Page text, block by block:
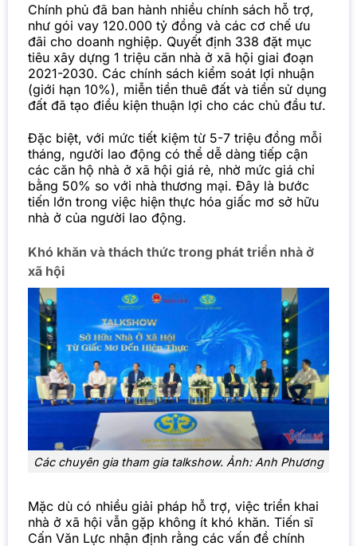
Chính phủ đã ban hành nhiều chính sách hỗ trợ,
như gói vay 120.000 tỷ đồng và các cơ chế ưu
đãi cho doanh nghiệp. Quyết định 338 đặt mục
tiêu xây dựng 1 triệu căn nhà ở xã hội giai đoạn
2021-2030. Các chính sách kiểm soát lợi nhuận
(giới hạn 10%), miễn tiền thuê đất và tiền sử dụng
đất đã tạo điều kiện thuận lợi cho các chủ đầu tư.
Đặc biệt, với mức tiết kiệm từ 5-7 triệu đồng mỗi
tháng, người lao động có thể dễ dàng tiếp cận
các căn hộ nhà ở xã hội giá rẻ, nhờ mức giá chỉ
bằng 50% so với nhà thương mại. Đây là bước
tiến lớn trong việc hiện thực hóa giấc mơ sở hữu
nhà ở của người lao động.
Khó khăn và thách thức trong phát triển nhà ở
xã hội
Các chuyên gia tham gia talkshow. Ảnh: Anh Phương
Mặc dù có nhiều giải pháp hỗ trợ, việc triển khai
nhà ở xã hội vẫn gặp không ít khó khăn. Tiến sĩ
Cấn Văn Lực nhận định rằng các vấn đề chính